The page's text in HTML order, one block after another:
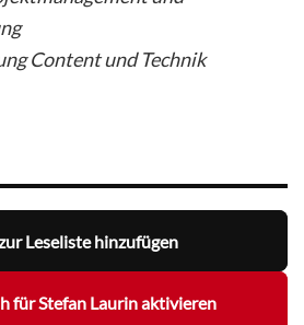
Content und Technik
Leseliste hinzufügen
für Stefan Laurin aktivieren